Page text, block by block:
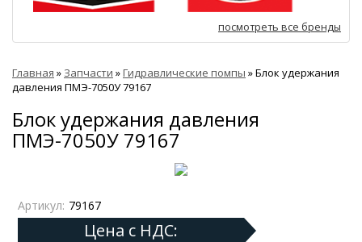
посмотреть все бренды
Главная » Запчасти »Гидравлические помпы »Блок удержания
давления ПМЭ-7050У 79167
Блок удержания давления
ПМЭ-7050У 79167
Артикул: 79167
Цена с НДС: